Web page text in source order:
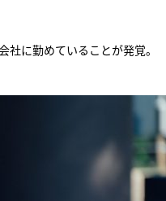
に勤めていることが発覚。